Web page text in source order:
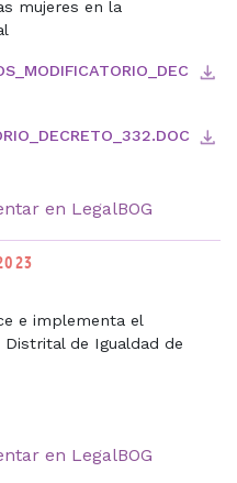
mujeres en la
en LegalBOG
e implementa el
Distrital de Igualdad de
en LegalBOG